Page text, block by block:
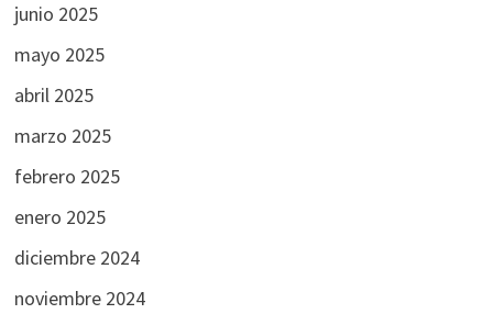
junio 2025
mayo 2025
abril 2025
marzo 2025
febrero 2025
enero 2025
diciembre 2024
noviembre 2024